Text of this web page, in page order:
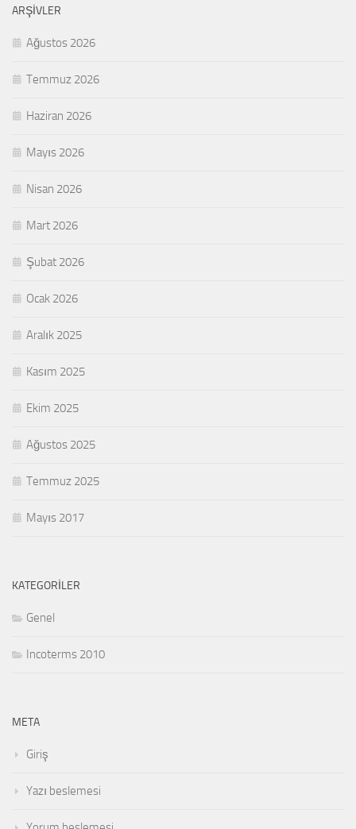
ARŞIVLER
Ağustos 2026
Temmuz 2026
Haziran 2026
Mayıs 2026
Nisan 2026
Mart 2026
Şubat 2026
Ocak 2026
Aralık 2025
Kasım 2025
Ekim 2025
Ağustos 2025
Temmuz 2025
Mayıs 2017
KATEGORILER
Genel
Incoterms 2010
META
Giriş
Yazı beslemesi